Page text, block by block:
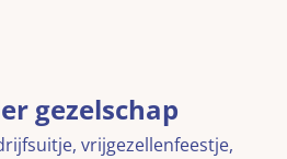
gezelschap
vrijgezellenfeestje,